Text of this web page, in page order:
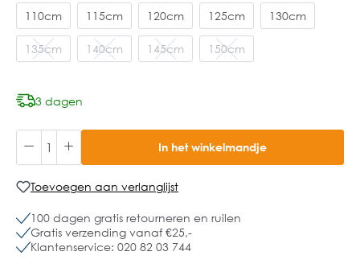
110cm 115cm 120cm 125cm 130cm
135cm 140cm 145cm 150cm
3 dagen
In het winkelmandje
Toevoegen aan verlanglijst
100 dagen gratis retourneren en ruilen
Gratis verzending vanaf €25,-
Klantenservice: 020 82 03 744